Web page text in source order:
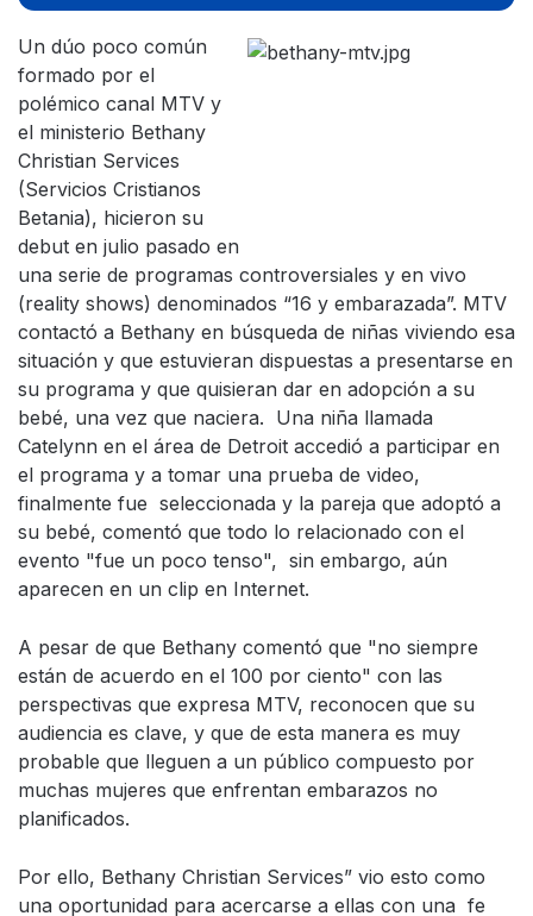
Un dúo poco común
formado por el
polémico canal MTV y
el ministerio Bethany
Christian Services
(Servicios Cristianos
Betania), hicieron su
debut en julio pasado en
una serie de programas controversiales y en vivo
(reality shows) denominados “16 y embarazada”. MTV
contactó a Bethany en búsqueda de niñas viviendo esa
situación y que estuvieran dispuestas a presentarse en
su programa y que quisieran dar en adopción a su
bebé, una vez que naciera. Una niña llamada
Catelynn en el área de Detroit accedió a participar en
el programa y a tomar una prueba de video,
finalmente fue seleccionada y la pareja que adoptó a
su bebé, comentó que todo lo relacionado con el
evento "fue un poco tenso", sin embargo, aún
aparecen en un clip en Internet.
A pesar de que Bethany comentó que "no siempre
están de acuerdo en el 100 por ciento" con las
perspectivas que expresa MTV, reconocen que su
audiencia es clave, y que de esta manera es muy
probable que lleguen a un público compuesto por
muchas mujeres que enfrentan embarazos no
planificados.
Por ello, Bethany Christian Services” vio esto como
una oportunidad para acercarse a ellas con una fe